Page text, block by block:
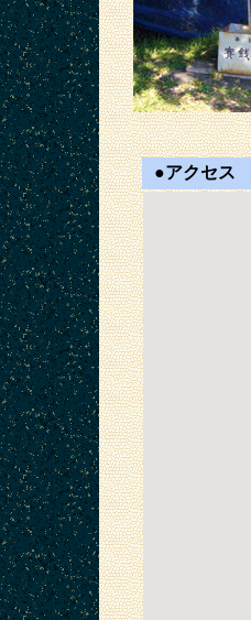
●アクセス